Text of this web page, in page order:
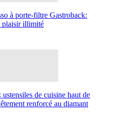
à porte-filtre Gastroback:
plaisir illimité
de cuisine haut de
renforcé au diamant